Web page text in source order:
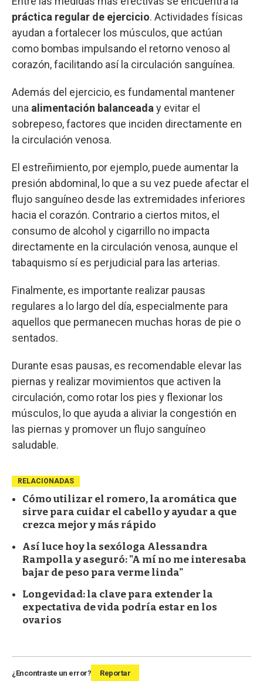
práctica regular de ejercicio. Actividades físicas
ayudan a fortalecer los músculos, que actúan
como bombas impulsando el retorno venoso al
corazón, facilitando así la circulación sanguínea.
Además del ejercicio, es fundamental mantener
una alimentación balanceada y evitar el
sobrepeso, factores que inciden directamente en
la circulación venosa.
El estreñimiento, por ejemplo, puede aumentar la
presión abdominal, lo que a su vez puede afectar el
flujo sanguíneo desde las extremidades inferiores
hacia el corazón. Contrario a ciertos mitos, el
consumo de alcohol y cigarrillo no impacta
directamente en la circulación venosa, aunque el
tabaquismo sí es perjudicial para las arterias.
Finalmente, es importante realizar pausas
regulares a lo largo del día, especialmente para
aquellos que permanecen muchas horas de pie o
sentados.
Durante esas pausas, es recomendable elevar las
piernas y realizar movimientos que activen la
circulación, como rotar los pies y flexionar los
músculos, lo que ayuda a aliviar la congestión en
las piernas y promover un flujo sanguíneo
saludable.
RELACIONADAS
Cómo utilizar el romero, la aromática que
sirve para cuidar el cabello y ayudar a que
crezca mejor y más rápido
Así luce hoy la sexóloga Alessandra
Rampolla y aseguró: "A mí no me interesaba
bajar de peso para verme linda"
Longevidad: la clave para extender la
expectativa de vida podría estar en los
ovarios
¿Encontraste un error? Reportar